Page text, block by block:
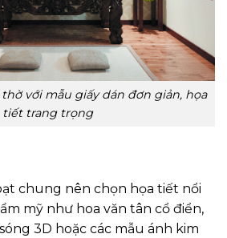
với mẫu giấy dán đơn giản, họa
tiết trang trọng
chung nên chọn họa tiết nổi
mỹ như hoa văn tân cổ điển,
3D hoặc các mẫu ánh kim